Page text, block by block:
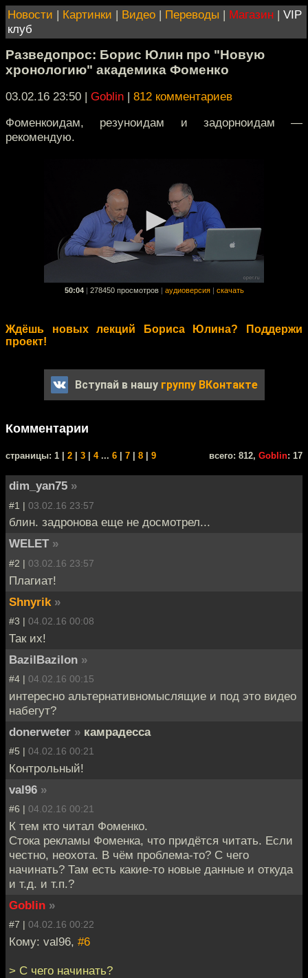
Новости | Картинки | Видео | Переводы | Магазин | VIP
клуб
Разведопрос: Борис Юлин про "Новую
хронологию" академика Фоменко
03.02.16 23:50 | Goblin | 812 комментариев
Фоменкоидам, резуноидам и задорноидам —
рекомендую.
50:04 278450 просмотров аудиоверсия скачать
Ждёшь новых лекций Бориса Юлина? Поддержи
проект!
Вступай в нашу группу ВКонтакте
Комментарии
cтраницы: 1 | 2 3 4... 6 7 8 9 всего: 812, Goblin: 17
dim_yan75 »
#1 | 03.02.16 23:57
блин. задронова еще не досмотрел...
WELET »
#2 | 03.02.16 23:57
Плагиат!
Shnyrik »
#3 | 04.02.16 00:08
Так их!
BazilBazilon »
#4 | 04.02.16 00:15
интересно альтернативномыслящие и под это видео
набегут?
donerweter » камрадесса
#5 | 04.02.16 00:21
Контрольный!
val96 »
#6 | 04.02.16 00:21
К тем кто читал Фоменко.
Стока рекламы Фоменка, что придётся читать. Если
честно, неохота. В чём проблема-то? С чего
начинать? Там есть какие-то новые данные и откуда
и т.д. и т.п.?
Goblin »
#7 | 04.02.16 00:22
Кому: val96, #6
> С чего начинать?